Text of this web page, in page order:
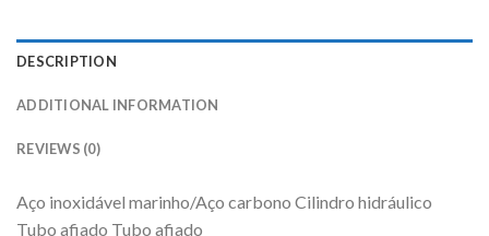
DESCRIPTION
ADDITIONAL INFORMATION
REVIEWS (0)
Aço inoxidável marinho/Aço carbono Cilindro hidráulico
Tubo afiado Tubo afiado